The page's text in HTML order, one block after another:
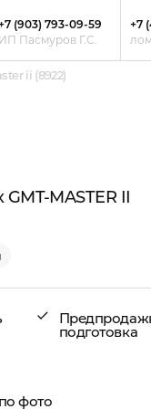
(903) 793-09-59
ИП Пасмуров Г.С.
+7
ii (8922)
MASTER II
подготовка
фото